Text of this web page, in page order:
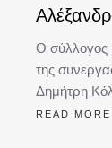
Ο σύλλογος
της
Δημήτρη
READ MORE